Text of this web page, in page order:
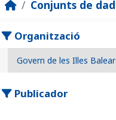
Conjunts de
Organització
Govern de les Illes
Publicador